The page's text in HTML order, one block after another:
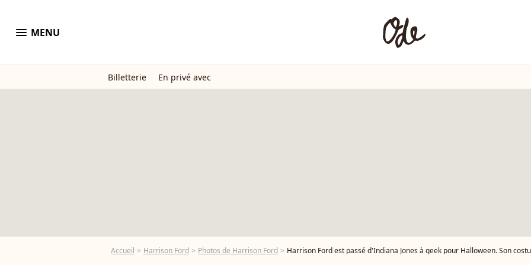
menu MENU
Billetterie En privé avec
Accueil Harrison Ford Photos de Harrison Ford Harrison Ford est passé d'Indiana Jones à geek pour Halloween. Son